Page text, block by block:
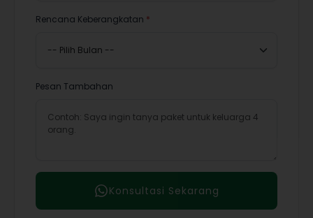
Rencana Keberangkatan *
Pesan Tambahan
Konsultasi Sekarang